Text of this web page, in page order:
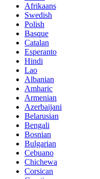
Afrikaans
Swedish
Polish
Basque
Catalan
Esperanto
Hindi
Lao
Albanian
Amharic
Armenian
Azerbaijani
Belarusian
Bengali
Bosnian
Bulgarian
Cebuano
Chichewa
Corsican